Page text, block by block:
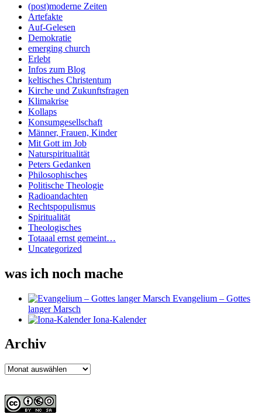
(post)moderne Zeiten
Artefakte
Auf-Gelesen
Demokratie
emerging church
Erlebt
Infos zum Blog
keltisches Christentum
Kirche und Zukunftsfragen
Klimakrise
Kollaps
Konsumgesellschaft
Männer, Frauen, Kinder
Mit Gott im Job
Naturspiritualität
Peters Gedanken
Philosophisches
Politische Theologie
Radioandachten
Rechtspopulismus
Spiritualität
Theologisches
Totaaal ernst gemeint…
Uncategorized
was ich noch mache
Evangelium – Gottes
langer Marsch
Iona-Kalender
Archiv
Archiv